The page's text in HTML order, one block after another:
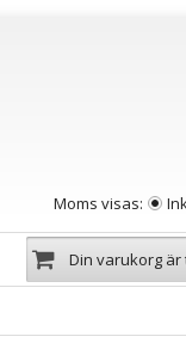
Moms visas:
Din varukorg är